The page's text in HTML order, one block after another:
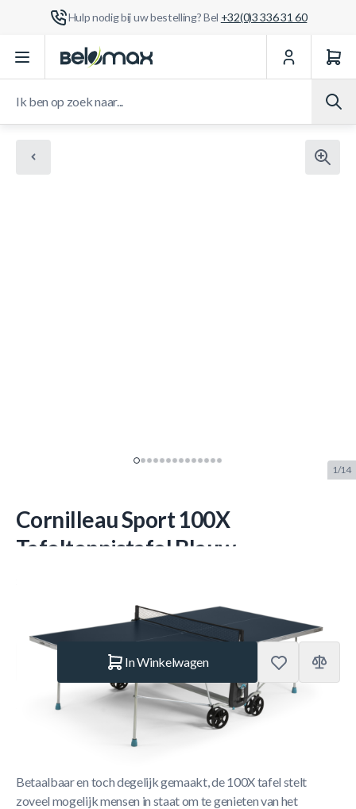
Hulp nodig bij uw bestelling? Bel +32(0)3 336 31 60
Ga naar de inhoud
1/14
Cornilleau Sport 100X
Tafeltennistafel Blauw
Op voorraad
Aantal
In Winkelwagen
Betaalbaar en toch degelijk gemaakt, de 100X tafel stelt
zoveel mogelijk mensen in staat om te genieten van het